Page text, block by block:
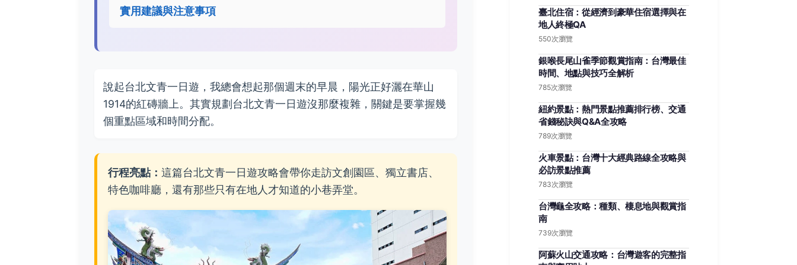
實用建議與注意事項
說起台北文青一日遊，我總會想起那個週末的早晨，陽光正好灑在華山
1914的紅磚牆上。其實規劃台北文青一日遊沒那麼複雜，關鍵是要掌握幾
個重點區域和時間分配。
行程亮點： 這篇台北文青一日遊攻略會帶你走訪文創園區、獨立書店、
特色咖啡廳，還有那些只有在地人才知道的小巷弄堂。
臺北住宿：從經濟到豪華住宿選擇與在
地人終極QA
550次瀏覽
銀喉長尾山雀季節觀賞指南：台灣最佳
時間、地點與技巧全解析
785次瀏覽
紐約景點：熱門景點推薦排行榜、交通
省錢秘訣與Q&A全攻略
789次瀏覽
火車景點：台灣十大經典路線全攻略與
必訪景點推薦
783次瀏覽
台灣龜全攻略：種類、棲息地與觀賞指
南
739次瀏覽
阿蘇火山交通攻略：台灣遊客的完整指